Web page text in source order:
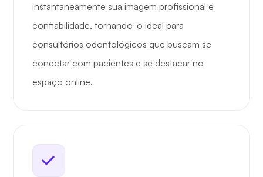
instantaneamente sua imagem profissional e
confiabilidade, tornando-o ideal para
consultórios odontológicos que buscam se
conectar com pacientes e se destacar no
espaço online.